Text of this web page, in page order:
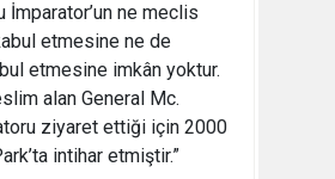
İmparator’un ne meclis
etmesine ne de
etmesine imkân yoktur.
alan General Mc.
ziyaret ettiği için 2000
intihar etmiştir.”